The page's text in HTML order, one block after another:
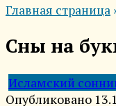
Главная страница
Сны на
Исламский
Опубликовано